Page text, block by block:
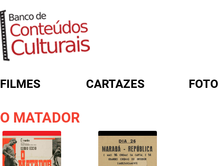
FILMES CARTAZES
O MATADORFORMULÁRIO DE BUSCA